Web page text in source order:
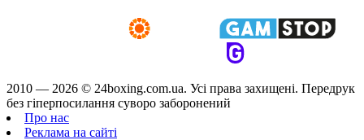
2010 — 2026 © 24boxing.com.ua. Усi права захищенi. Передрук
без гіперпосилання суворо заборонений
Про нас
Реклама на сайті